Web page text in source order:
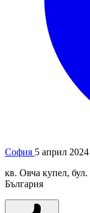
София 5 април 2024
кв. Овча купел,
България